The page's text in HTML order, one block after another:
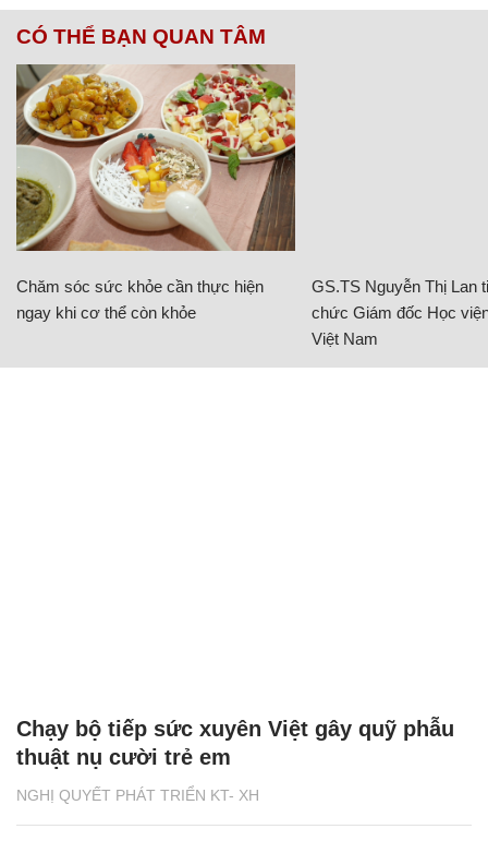
CÓ THỂ BẠN QUAN TÂM
Chăm sóc sức khỏe cần thực hiện
ngay khi cơ thể còn khỏe
GS.TS Nguyễn Thị Lan
chức Giám đốc Học
Việt Nam
NGHỊ QUYẾT PHÁT TRIỂN KT- XH
Chạy bộ tiếp sức xuyên Việt gây quỹ phẫu
thuật nụ cười trẻ em